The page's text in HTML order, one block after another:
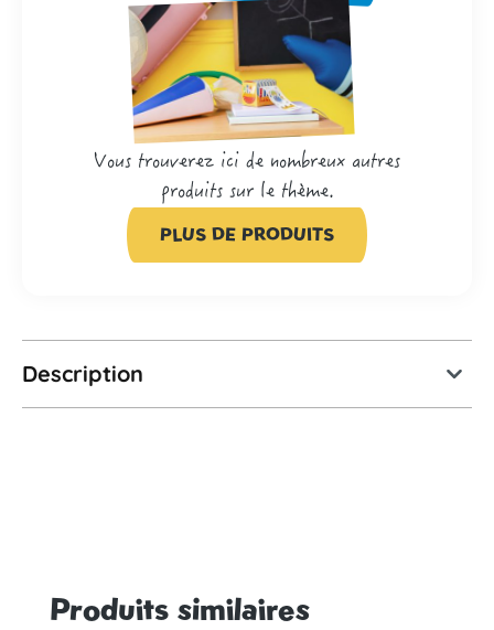
Vous trouverez ici de nombreux autres
produits sur le thème.
PLUS DE PRODUITS
Description
Ignorer la galerie de produits
Produits similaires